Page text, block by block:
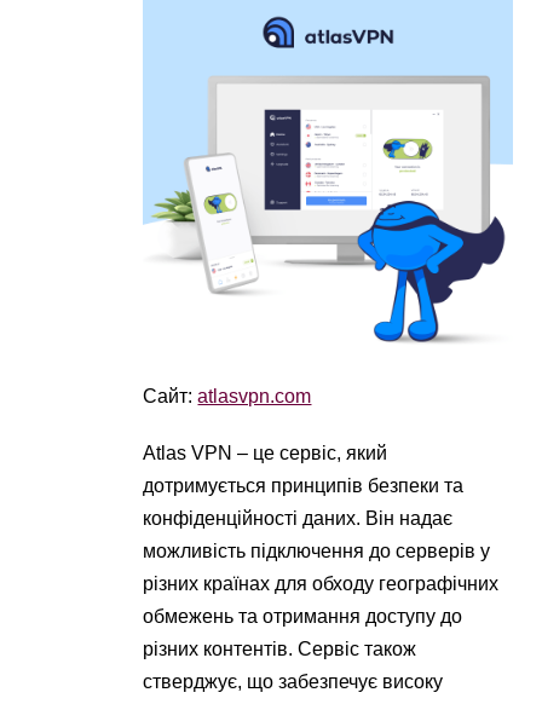
Сайт:atlasvpn.com
Atlas VPN – це сервіс, який
дотримується принципів безпеки та
конфіденційності даних. Він надає
можливість підключення до серверів у
різних країнах для обходу географічних
обмежень та отримання доступу до
різних контентів. Сервіс також
стверджує, що забезпечує високу